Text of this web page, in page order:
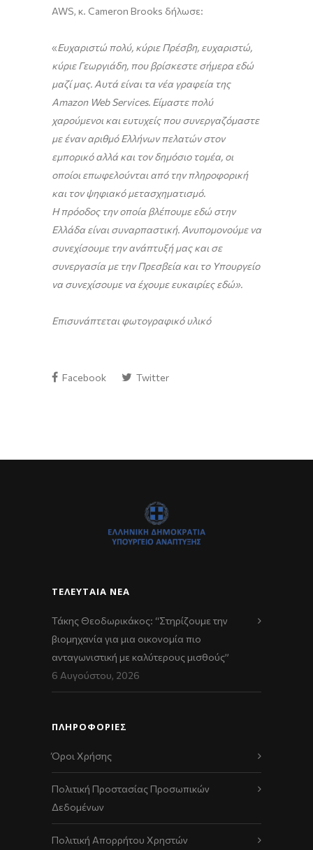
AWS, κ. Cameron Brooks δήλωσε:
«Ευχαριστώ πολύ, κύριε Πρέσβη, ευχαριστώ,
κύριε Γεωργιάδη, που βρίσκεστε σήμερα εδώ
μαζί μας. Αυτά είναι τα νέα γραφεία της
Amazon Web Services. Είμαστε πολύ
χαρούμενοι και ευτυχείς που συνεργαζόμαστε
με έναν αριθμό Ελλήνων πελατών στον
εμπορικό αλλά και τον δημόσιο τομέα, οι
οποίοι επωφελούνται από την πληροφορική
και τον ψηφιακό μετασχηματισμό.
Η πρόοδος την οποία βλέπουμε εδώ στην
Ελλάδα είναι συναρπαστική. Ανυπομονούμε να
συνεχίσουμε την ανάπτυξή μας και σε
συνεργασία με την Πρεσβεία και το Υπουργείο
να συνεχίσουμε να έχουμε ευκαιρίες εδώ».
Επισυνάπτεται φωτογραφικό υλικό
Facebook Twitter
ΤΕΛΕΥΤΑΊΑ ΝΈΑ
Τάκης Θεοδωρικάκος: “Στηρίζουμε την
βιομηχανία για μια οικονομία πιο
ανταγωνιστική με καλύτερους μισθούς”
6 Αυγούστου, 2026
ΠΛΗΡΟΦΟΡΙΕΣ
Όροι Χρήσης
Πολιτική Προστασίας Προσωπικών
Δεδομένων
Πολιτική Απορρήτου Χρηστών